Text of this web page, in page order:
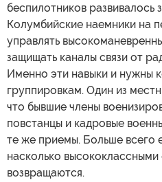
беспилотников развивалось
Колумбийские наемники на
управлять
защищать каналы связи от
Именно эти навыки и нужны
группировкам. Один из
что бывшие члены
повстанцы и кадровые
те же приемы. Больше всего
насколько
возвращаются.